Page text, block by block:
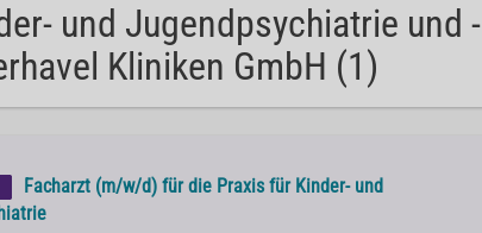
und Jugendpsychiatrie und -
Kliniken GmbH (1)
Facharzt (m/w/d) für die Praxis für Kinder- und